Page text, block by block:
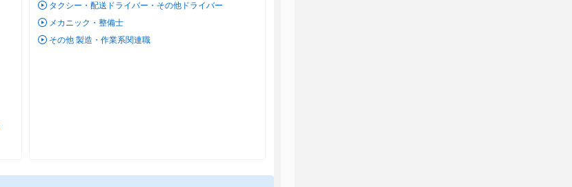
タクシー・配送ドライバー・その他ドライバー
メカニック・整備士
その他 製造・作業系関連職